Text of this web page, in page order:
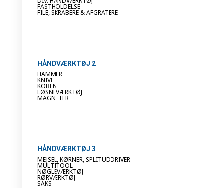
FASTHOLDELSE
FILE, SKRABERE & AFGRATERE
HÅNDVÆRKTØJ 2
HAMMER
KNIVE
KOBEN
LØSNEVÆRKTØJ
MAGNETER
HÅNDVÆRKTØJ 3
MEJSEL, KØRNER, SPLITUDDRIVER
MULTITOOL
NØGLEVÆRKTØJ
RØRVÆRKTØJ
SAKS